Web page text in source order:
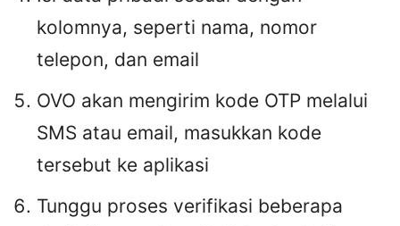
kolomnya, seperti nama, nomor
telepon, dan email
OVO akan mengirim kode OTP melalui
SMS atau email, masukkan kode
tersebut ke aplikasi
Tunggu proses verifikasi beberapa